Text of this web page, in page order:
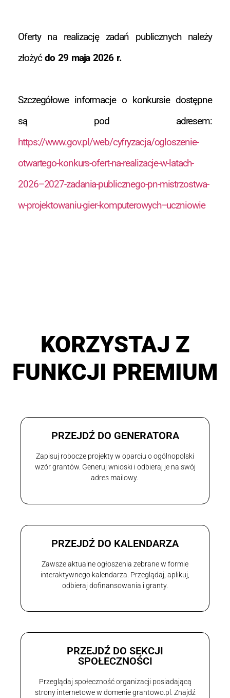
Oferty na realizację zadań publicznych należy
złożyćdo 29 maja 2026 r.
Szczegółowe informacje o konkursie dostępne
są pod adresem:
https://www.gov.pl/web/cyfryzacja/ogloszenie-
otwartego-konkurs-ofert-na-realizacje-w-latach-
2026–2027-zadania-publicznego-pn-mistrzostwa-
w-projektowaniu-gier-komputerowych–uczniowie
KORZYSTAJ Z
FUNKCJI PREMIUM
PRZEJDŹ DO GENERATORA
Zapisuj robocze projekty w oparciu o ogólnopolski
wzór grantów. Generuj wnioski i odbieraj je na swój
adres mailowy.
PRZEJDŹ DO KALENDARZA
Zawsze aktualne ogłoszenia zebrane w formie
interaktywnego kalendarza. Przeglądaj, aplikuj,
odbieraj dofinansowania i granty.
PRZEJDŹ DO SEKCJI
SPOŁECZNOŚCI
Przeglądaj społeczność organizacji posiadającą
strony internetowe w domenie grantowo.pl. Znajdź